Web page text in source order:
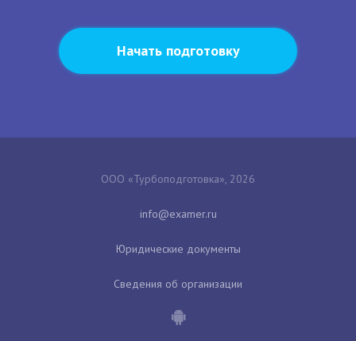
Начать подготовку
ООО «Турбоподготовка», 2026
Юридические документы
Сведения об организации